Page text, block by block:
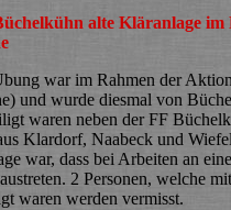
alte Kläranlage im
war im Rahmen der
und wurde diesmal von
waren neben der FF
Klardorf, Naabeck und
war, dass bei Arbeiten an
2 Personen, welche
waren werden vermisst.